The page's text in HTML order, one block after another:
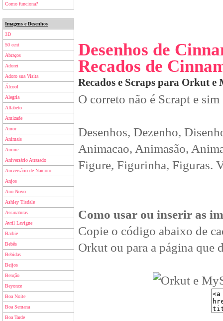
Como funciona?
Imagens e Desenhos
3D
50 cent
Abraços
Adorei
Adoro sua Visita
Álcool
Alegria
Alfabeto
Amizade
Amor
Animais
Anime
Aniversário Atrasado
Aniversário de Namoro
Anjos
Ano Novo
Ashley Tisdale
Assinaturas
Avril Lavigne
Barbie
Bebês
Bebidas
Beijos
Benção
Beyonce
Boa Noite
Boa Semana
Boa Tarde
Desenhos de
Recados de
Recados e Scraps para Orkut e
O correto não é Scrapt e
Desenhos, Dezenho,
Animacao, Animasão,
Figure, Figurinha, Figuras.
Como usar ou inserir as
Copie o código abaixo de
Orkut ou para a página que